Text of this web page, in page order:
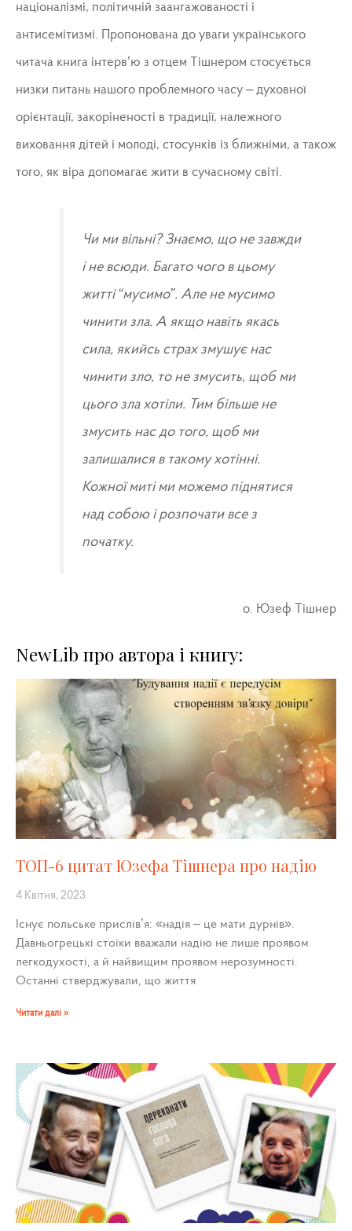
націоналізмі, політичній заангажованості і
антисемітизмі. Пропонована до уваги українського
читача книга інтерв’ю з отцем Тішнером стосується
низки питань нашого проблемного часу – духовної
орієнтації, закоріненості в традиції, належного
виховання дітей і молоді, стосунків із ближніми, а також
того, як віра допомагає жити в сучасному світі.
Чи ми вільні? Знаємо, що не завжди
і не всюди. Багато чого в цьому
житті “мусимо”. Але не мусимо
чинити зла. А якщо навіть якась
сила, якийсь страх змушує нас
чинити зло, то не змусить, щоб ми
цього зла хотіли. Тим більше не
змусить нас до того, щоб ми
залишалися в такому хотінні.
Кожної миті ми можемо піднятися
над собою і розпочати все з
початку.
о. Юзеф Тішнер
NewLib про автора і книгу:
ТОП-6 цитат Юзефа Тішнера про надію
4 Квітня, 2023
Існує польське прислів’я: «надія – це мати дурнів».
Давньогрецькі стоїки вважали надію не лише проявом
легкодухості, а й найвищим проявом нерозумності.
Останні стверджували, що життя
Читати далі »